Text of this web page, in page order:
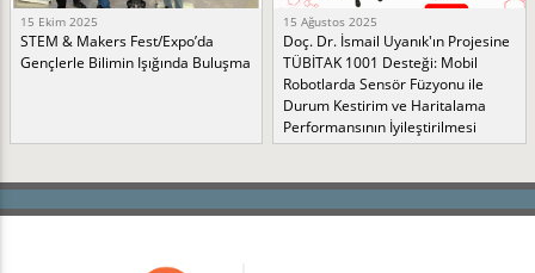
15 Ekim 2025
STEM & Makers Fest/Expo’da
Gençlerle Bilimin Işığında Buluşma
15 Ağustos 2025
Doç. Dr. İsmail Uyanık'ın Projesine
TÜBİTAK 1001 Desteği: Mobil
Robotlarda Sensör Füzyonu ile
Durum Kestirim ve Haritalama
Performansının İyileştirilmesi